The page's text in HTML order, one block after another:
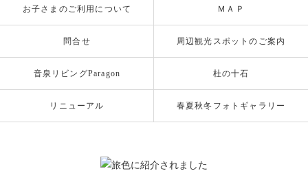
お子さまのご利用について ＭＡＰ
問合せ 周辺観光スポットのご案内
音泉リビングParagon 杜の十石
リニューアル 春夏秋冬フォトギャラリー